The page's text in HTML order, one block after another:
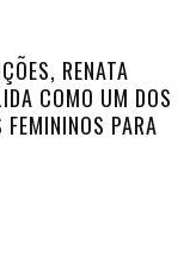
RENATA
COMO UM DOS
PARA